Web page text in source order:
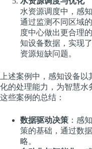
水资源调度中，感
通过监测不同区域
度中心做出更合理
知设备数据，实现
资源短缺问题。
上述案例中，感知设备
化的处理能力，为智慧水
这些案例的总结：
数据驱动决策 ：感
策的基础，通过数
略。